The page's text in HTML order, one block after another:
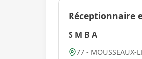
Réceptionnaire
S M B A
77 - MOUSSEAUX-